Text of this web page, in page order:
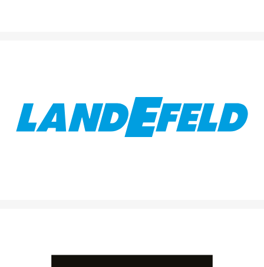
Partner für Pneumatik, Hydraulik & Industriebedarf – über
300.000 Artikel sofort ab Lager verfügbar.